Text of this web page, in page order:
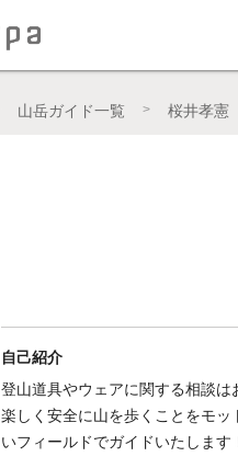
山岳ガイド一覧 桜井孝憲
自己紹介
登山道具やウェアに関する相談は
楽しく安全に山を歩くことをモ
いフィールドでガイドいたします